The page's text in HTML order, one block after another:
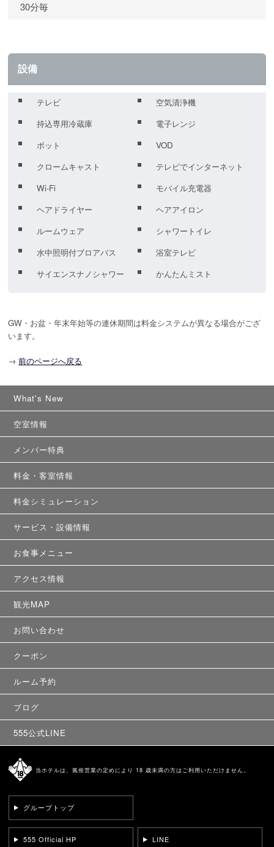
30分毎
設備
テレビ
空気清浄機
持込専用冷蔵庫
電子レンジ
ポット
VOD
クロームキャスト
テレビでインターネット
Wi-Fi
モバイル充電器
ヘアドライヤー
ヘアアイロン
ルームウェア
シャワートイレ
水中照明付ブロアバス
浴室テレビ
サイエンスナノシャワー
かんたんミスト
GW・お盆・年末年始等の連休期間は料金システムが異なる場合がござ
います。
→ 前のページへ戻る
What's New
空室情報
メンバー特典
料金・客室情報
料金シミュレーション
サービス・設備情報
お食事メニュー
アクセス情報
観光MAP
お問い合わせ
クーポン
ルーム予約
ブログ
555公式LINE
当ホテルは、風俗営業の定めにより 18 歳未満の方はご利用いただけません。
グループトップ
555 Official HP LINE